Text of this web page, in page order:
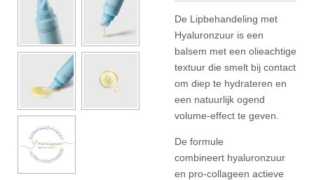
De Lipbehandeling met
Hyaluronzuur is een
balsem met een olieachtige
textuur die smelt bij contact
om diep te hydrateren en
een natuurlijk ogend
volume-effect te geven.
De formule
combineert hyaluronzuur
en pro-collageen actieve